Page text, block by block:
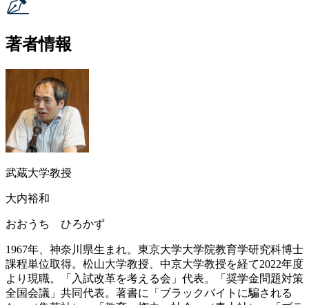
著者情報
武蔵大学教授
大内裕和
おおうち ひろかず
1967年、神奈川県生まれ。東京大学大学院教育学研究科博士
課程単位取得。松山大学教授、中京大学教授を経て2022年度
より現職。「入試改革を考える会」代表。「奨学金問題対策
全国会議」共同代表。著書に「ブラックバイトに騙される